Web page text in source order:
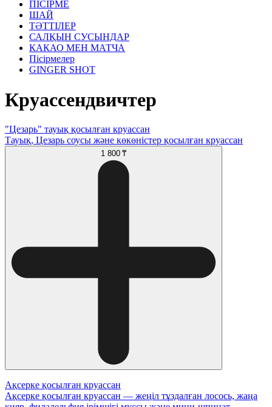
ПІСІРМЕ
ШАЙ
ТӘТТІЛЕР
САЛҚЫН СУСЫНДАР
КАКАО МЕН МАТЧА
Пісірмелер
GINGER SHOT
Круассендвичтер
"Цезарь" тауық қосылған круассан
Тауық, Цезарь соусы және көкөністер қосылған круассан
1 800 ₸
Ақсерке қосылған круассан
Ақсерке қосылған круассан — жеңіл тұздалған лосось, жаңа